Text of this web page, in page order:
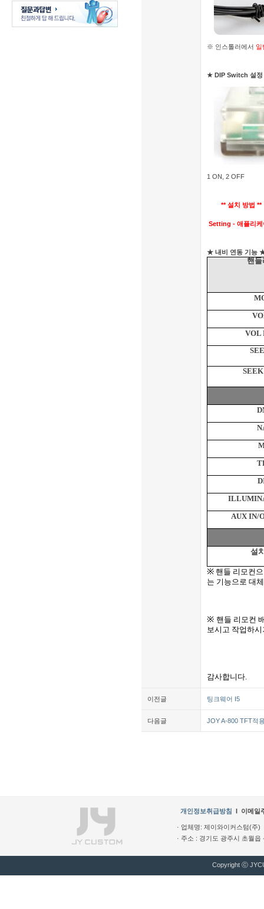
※ 인스톨러에서 일
★ DIP Switch 설
1 ON, 2 OFF
** 설치 방법 **
Setting - 애플리케
★ 내비 연동 기능
핸들
VOL
AUX IN/
설
※ 핸들 리모컨
는 기능으로 대
※ 핸들 리모컨
보시고 작업하
감사합니다.
이전글 팅크웨어 I5
다음글 JOY A-800 TFT적
개인정보취급방침 l 이메일
· 업체명: 제이와이커스텀(주
· 주소 : 경기도 광주시 초월
Copyright ⓒ